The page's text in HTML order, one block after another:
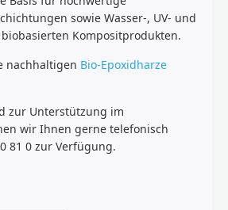
sowie Wasser-, UV- und
Kompositprodukten.
nachhaltigen Bio-Epoxidharze
zur Unterstützung im
wir Ihnen gerne telefonisch
81 0 zur Verfügung.